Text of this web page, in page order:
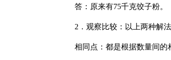
答：原来有75千克饺子粉。
2．观察比较：以上两种解
相同点：都是根据数量间的